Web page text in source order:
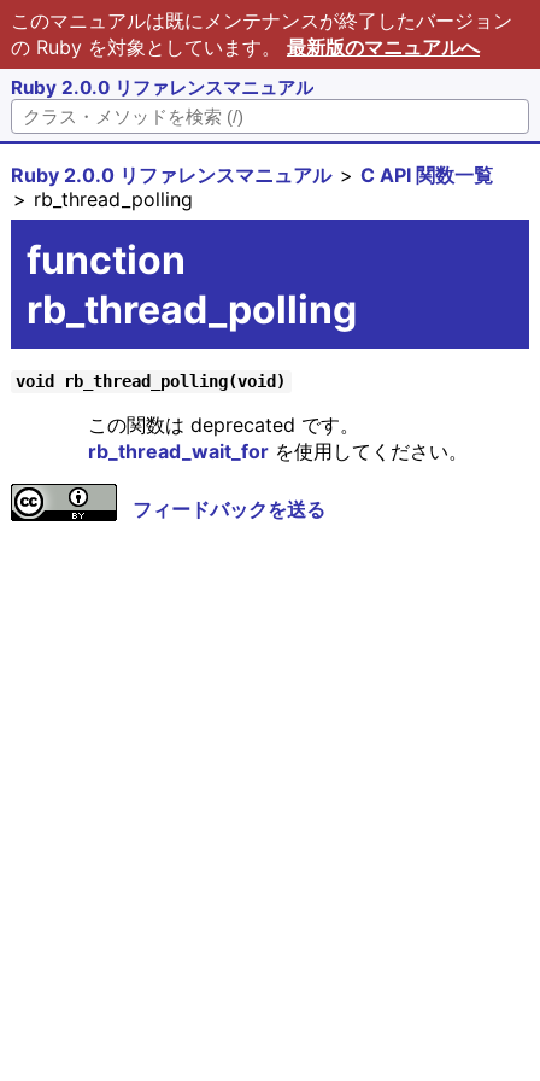
このマニュアルは既にメンテナンスが終了したバージョン
の Ruby を対象としています。 最新版のマニュアルへ
Ruby 2.0.0 リファレンスマニュアル
Ruby 2.0.0 リファレンスマニュアル
C API 関数一覧
rb_thread_polling
function
rb_thread_polling
void rb_thread_polling(void)
この関数は deprecated です。
rb_thread_wait_forを使用してください。
フィードバックを送る